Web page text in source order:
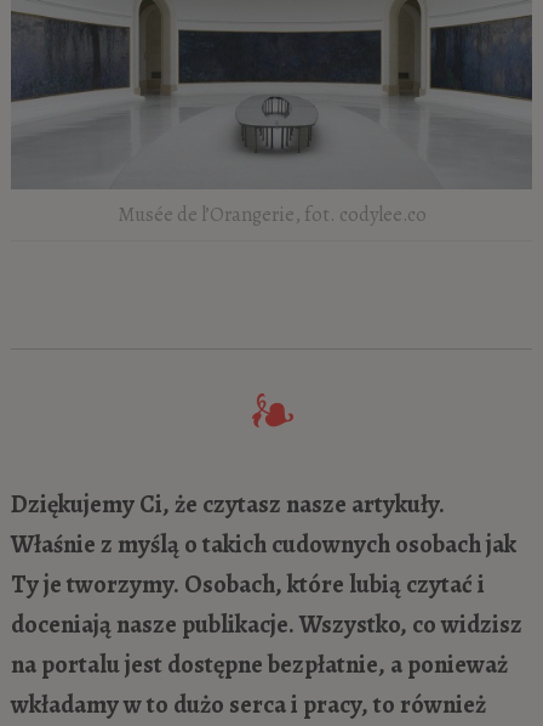
Musée de l’Orangerie, fot. codylee.co
Dziękujemy Ci, że czytasz nasze artykuły.
Właśnie z myślą o takich cudownych osobach jak
Ty je tworzymy. Osobach, które lubią czytać i
doceniają nasze publikacje. Wszystko, co widzisz
na portalu jest dostępne bezpłatnie, a ponieważ
wkładamy w to dużo serca i pracy, to również